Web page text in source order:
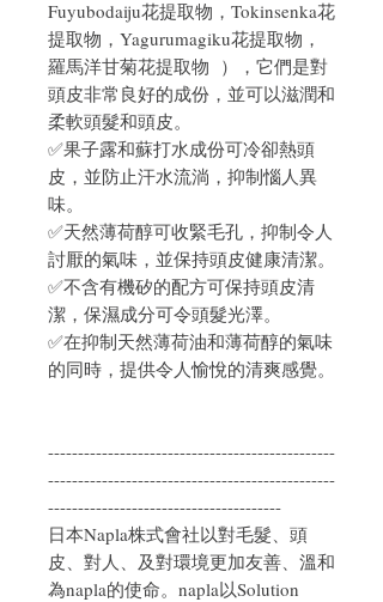
Fuyubodaiju花提取物，Tokinsenka花
提取物，Yagurumagiku花提取物，
羅馬洋甘菊花提取物 ），它們是對
頭皮非常良好的成份，並可以滋潤和
柔軟頭髮和頭皮。
✅果子露和蘇打水成份可冷卻熱頭
皮，並防止汗水流淌，抑制惱人異
味。
✅天然薄荷醇可收緊毛孔，抑制令人
討厭的氣味，並保持頭皮健康清潔。
✅不含有機矽的配方可保持頭皮清
潔，保濕成分可令頭髮光澤。
✅在抑制天然薄荷油和薄荷醇的氣味
的同時，提供令人愉悅的清爽感覺。
------------------------------------------------
------------------------------------------------
---------------------------------------
日本Napla株式會社以對毛髮、頭
皮、對人、及對環境更加友善、溫和
為napla的使命。napla以Solution